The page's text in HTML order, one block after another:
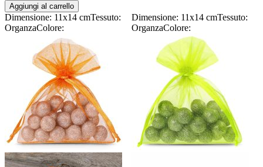
Aggiungi al carrello
Dimensione: 11x14 cmTessuto:
OrganzaColore:
Dimensione: 11x14 cmTessuto:
OrganzaColore: